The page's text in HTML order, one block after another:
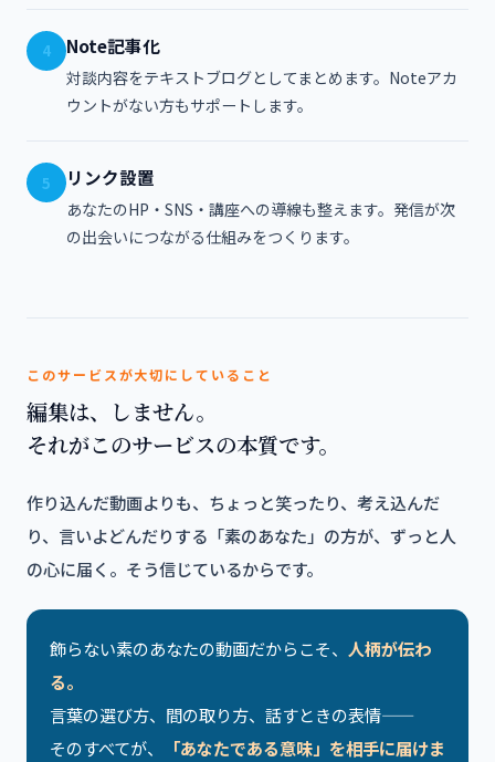
4 Note記事化
対談内容をテキストブログとしてまとめます。Noteアカ
ウントがない方もサポートします。
5 リンク設置
あなたのHP・SNS・講座への導線も整えます。発信が次
の出会いにつながる仕組みをつくります。
このサービスが大切にしていること
編集は、しません。
それがこのサービスの本質です。
作り込んだ動画よりも、ちょっと笑ったり、考え込んだ
り、言いよどんだりする「素のあなた」の方が、ずっと人
の心に届く。そう信じているからです。
飾らない素のあなたの動画だからこそ、 人柄が伝わ
る。
言葉の選び方、間の取り方、話すときの表情——
そのすべてが、
「あなたである意味」を相手に届けま